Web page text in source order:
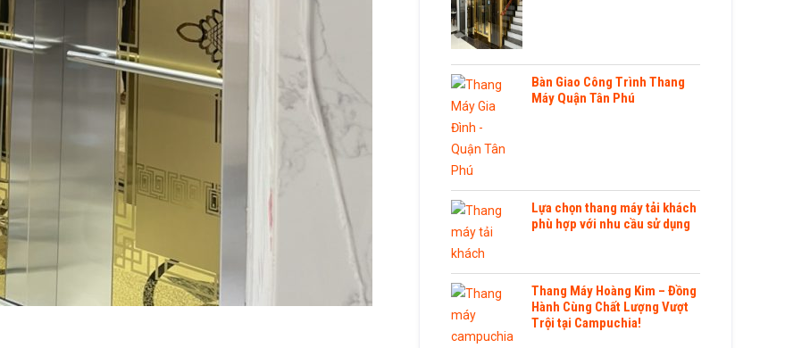
Bàn Giao Công Trình Thang
Máy Quận Tân Phú
Lựa chọn thang máy tải khách
phù hợp với nhu cầu sử dụng
Thang Máy Hoàng Kim – Đồng
Hành Cùng Chất Lượng Vượt
Trội tại Campuchia!